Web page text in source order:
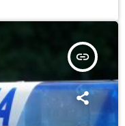
insert_link